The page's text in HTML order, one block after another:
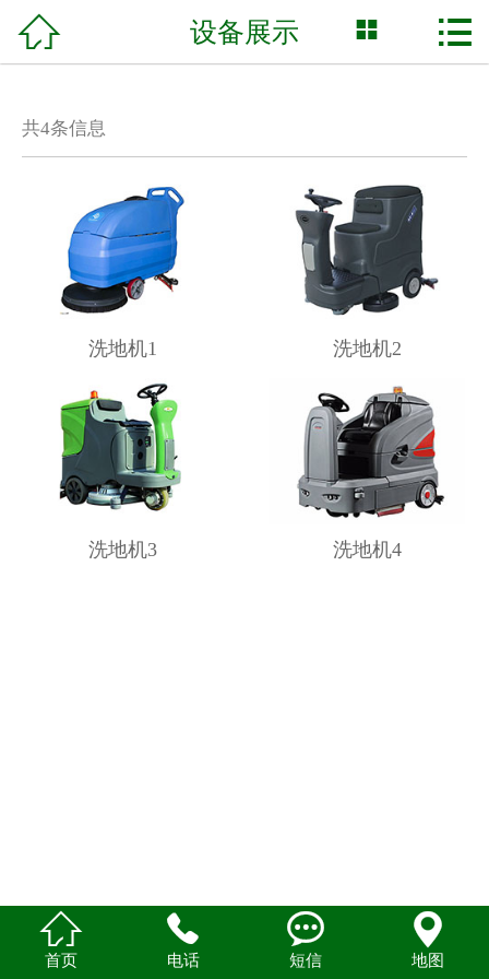
网站首页
合作案例
设备展示
行业动态
联系我们
 设备展示  
共4条信息
洗地机1 洗地机2
洗地机3 洗地机4

首页

电话

短信

地图